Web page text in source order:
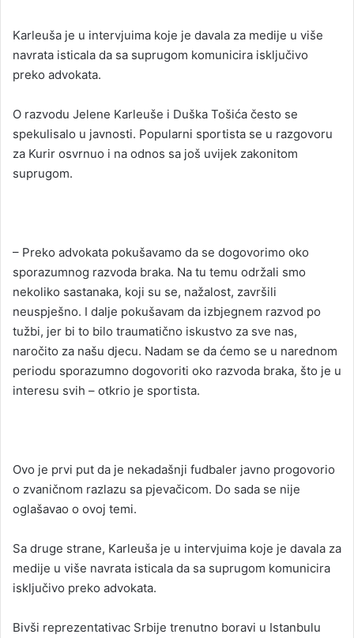
d
a
n
m
a
i
Karleuša je u intervjuima koje je davala za medije u više
navrata isticala da sa suprugom komunicira isključivo
preko advokata.
O razvodu Jelene Karleuše i Duška Tošića često se
spekulisalo u javnosti. Popularni sportista se u razgovoru
za Kurir osvrnuo i na odnos sa još uvijek zakonitom
suprugom.
– Preko advokata pokušavamo da se dogovorimo oko
sporazumnog razvoda braka. Na tu temu održali smo
nekoliko sastanaka, koji su se, nažalost, završili
neuspješno. I dalje pokušavam da izbjegnem razvod po
tužbi, jer bi to bilo traumatično iskustvo za sve nas,
naročito za našu djecu. Nadam se da ćemo se u narednom
periodu sporazumno dogovoriti oko razvoda braka, što je u
interesu svih – otkrio je sportista.
Ovo je prvi put da je nekadašnji fudbaler javno progovorio
o zvaničnom razlazu sa pjevačicom. Do sada se nije
oglašavao o ovoj temi.
Sa druge strane, Karleuša je u intervjuima koje je davala za
medije u više navrata isticala da sa suprugom komunicira
isključivo preko advokata.
Bivši reprezentativac Srbije trenutno boravi u Istanbulu